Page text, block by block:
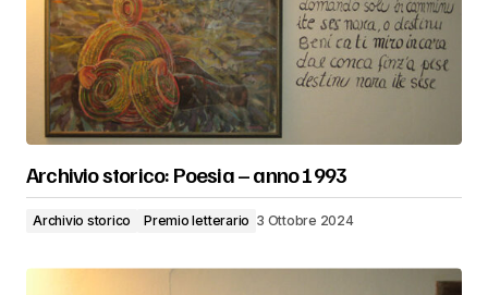
Archivio storico: Poesia – anno 1993
Archivio storico Premio letterario 3 Ottobre 2024